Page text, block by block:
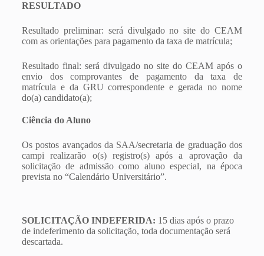
RESULTADO
Resultado preliminar: será divulgado no site do CEAM
com as orientações para pagamento da taxa de matrícula;
Resultado final: será divulgado no site do CEAM após o
envio dos comprovantes de pagamento da taxa de
matrícula e da GRU correspondente e gerada no nome
do(a) candidato(a);
Ciência do Aluno
Os postos avançados da SAA/secretaria de graduação dos
campi realizarão o(s) registro(s) após a aprovação da
solicitação de admissão como aluno especial, na época
prevista no “Calendário Universitário”.
SOLICITAÇÃO INDEFERIDA: 15 dias após o prazo
de indeferimento da solicitação, toda documentação será
descartada.